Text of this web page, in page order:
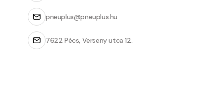
pneuplus@pneuplus.hu
7622 Pécs, Verseny utca 12.